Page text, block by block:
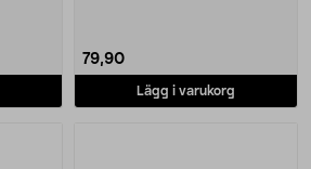
79,90
Lägg i varukorg